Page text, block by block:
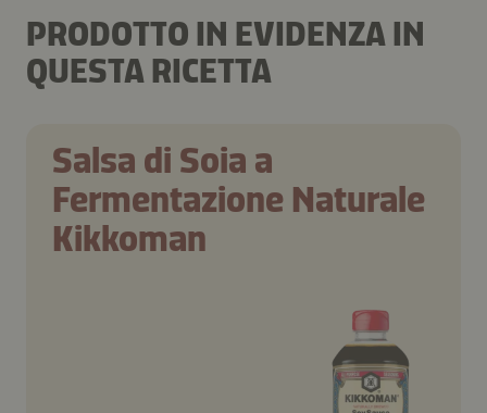
PRODOTTO IN EVIDENZA IN
QUESTA RICETTA
Salsa di Soia a
Fermentazione Naturale
Kikkoman